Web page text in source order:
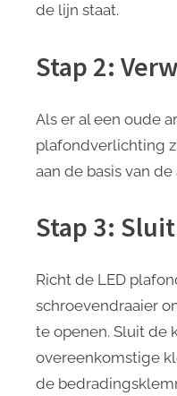
de lijn staat.
Stap 2:
Als er al een oude
plafondverlichting
aan de basis van
Stap 3:
Richt de LED
schroevendraaier
te openen. Sluit de
overeenkomstige
de